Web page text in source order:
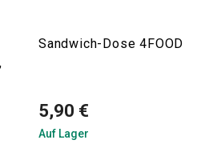
Sandwich-Dose 4FOOD
5,90 €
Auf Lager